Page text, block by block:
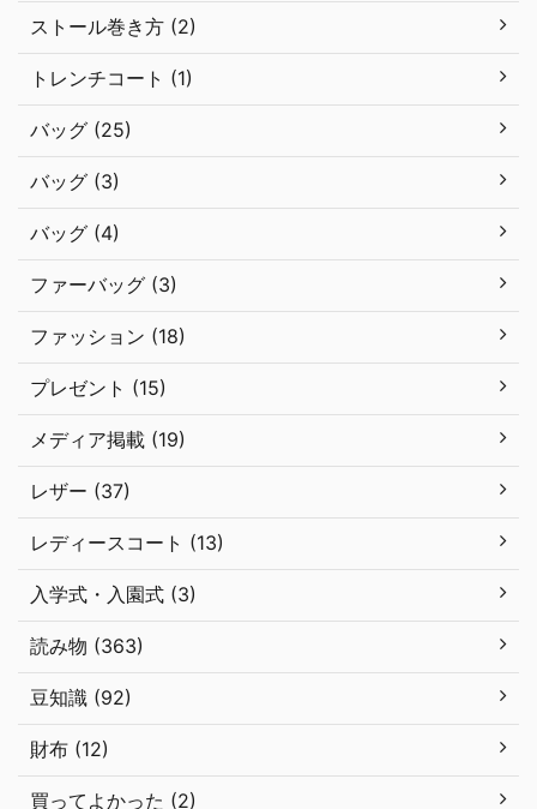
ストール巻き方 (2)
トレンチコート (1)
バッグ (25)
バッグ (3)
バッグ (4)
ファーバッグ (3)
ファッション (18)
プレゼント (15)
メディア掲載 (19)
レザー (37)
レディースコート (13)
入学式・入園式 (3)
読み物 (363)
豆知識 (92)
財布 (12)
買ってよかった (2)